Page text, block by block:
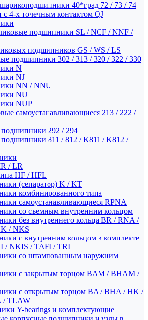
40*град 72 / 73 / 74
4-х точечным контактом QJ
подшипники SL / NCF / NNF /
подшипников GS / WS / LS
подшипники 302 / 313 / 320 / 322 / 330
N
NJ
NN / NNU
NU
NUP
самоустанавливающиеся 213 / 222 /
292 / 294
811 / 812 / K811 / K812 /
/ LR
HF / HFL
(сепаратор) K / KT
комбинированного типа
самоустанавливающиеся RPNA
со съемным внутренним кольцом
без внутреннего кольца BR / RNA /
/ NKS
с внутренним кольцом в комплекте
/ NKIS / TAFI / TRI
со штампованным наружним
с закрытым торцом BAM / BHAM /
с открытым торцом BA / BHA / HK /
/ TLAW
Y-bearings и комплектующие
корпусные подшипники и узлы в